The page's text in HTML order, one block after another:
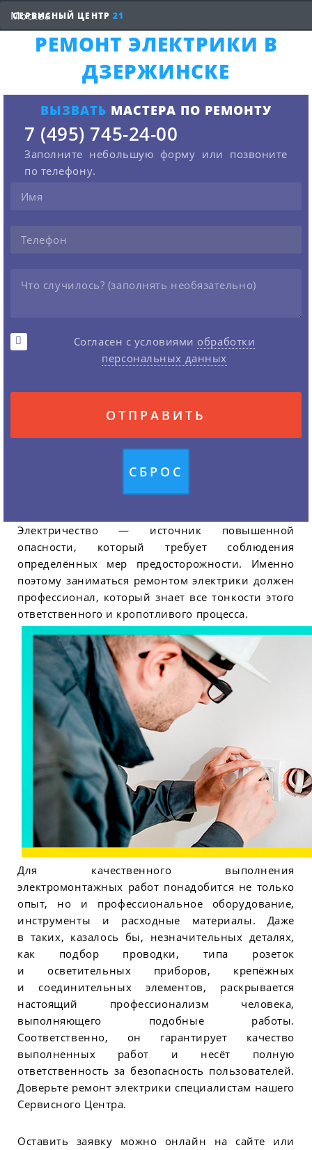
СЕРВИСНЫЙ ЦЕНТР 21
РЕМОНТ ЭЛЕКТРИКИ В
ДЗЕРЖИНСКЕ
ВЫЗВАТЬ МАСТЕРА ПО РЕМОНТУ
7 (495) 745-24-00
Заполните небольшую форму или позвоните
по телефону.
Согласен с условиями обработки
персональных данных
Электричество — источник повышенной
опасности, который требует соблюдения
определённых мер предосторожности. Именно
поэтому заниматься ремонтом электрики должен
профессионал, который знает все тонкости этого
ответственного и кропотливого процесса.
Для качественного выполнения
электромонтажных работ понадобится не только
опыт, но и профессиональное оборудование,
инструменты и расходные материалы. Даже
в таких, казалось бы, незначительных деталях,
как подбор проводки, типа розеток
и осветительных приборов, крепёжных
и соединительных элементов, раскрывается
настоящий профессионализм человека,
выполняющего подобные работы.
Соответственно, он гарантирует качество
выполненных работ и несёт полную
ответственность за безопасность пользователей.
Доверьте ремонт электрики специалистам нашего
Сервисного Центра.
Оставить заявку можно онлайн на сайте или